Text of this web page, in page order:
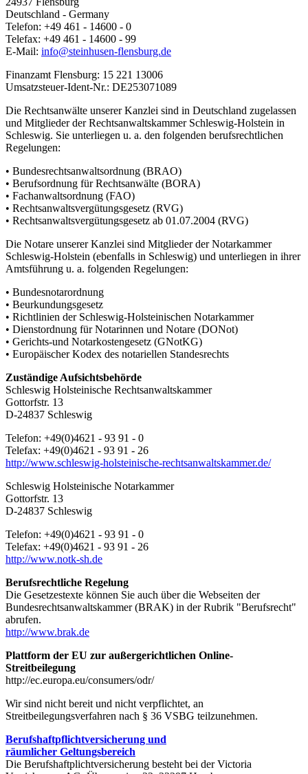
Deutschland - Germany
Telefon: +49 461 - 14600 - 0
Telefax: +49 461 - 14600 - 99
E-Mail: info@steinhusen-flensburg.de
Finanzamt Flensburg: 15 221 13006
Umsatzsteuer-Ident-Nr.: DE253071089
Die Rechtsanwälte unserer Kanzlei sind in Deutschland zugelassen
und Mitglieder der Rechtsanwaltskammer Schleswig-Holstein in
Schleswig. Sie unterliegen u. a. den folgenden berufsrechtlichen
Regelungen:
• Bundesrechtsanwaltsordnung (BRAO)
• Berufsordnung für Rechtsanwälte (BORA)
• Fachanwaltsordnung (FAO)
• Rechtsanwaltsvergütungsgesetz (RVG)
• Rechtsanwaltsvergütungsgesetz ab 01.07.2004 (RVG)
Die Notare unserer Kanzlei sind Mitglieder der Notarkammer
Schleswig-Holstein (ebenfalls in Schleswig) und unterliegen in ihrer
Amtsführung u. a. folgenden Regelungen:
• Bundesnotarordnung
• Beurkundungsgesetz
• Richtlinien der Schleswig-Holsteinischen Notarkammer
• Dienstordnung für Notarinnen und Notare (DONot)
• Gerichts-und Notarkostengesetz (GNotKG)
• Europäischer Kodex des notariellen Standesrechts
Zuständige Aufsichtsbehörde
Schleswig Holsteinische Rechtsanwaltskammer
Gottorfstr. 13
D-24837 Schleswig
Telefon: +49(0)4621 - 93 91 - 0
Telefax: +49(0)4621 - 93 91 - 26
http://www.schleswig-holsteinische-rechtsanwaltskammer.de/
Schleswig Holsteinische Notarkammer
Gottorfstr. 13
D-24837 Schleswig
Telefon: +49(0)4621 - 93 91 - 0
Telefax: +49(0)4621 - 93 91 - 26
http://www.notk-sh.de
Berufsrechtliche Regelung
Die Gesetzestexte können Sie auch über die Webseiten der
Bundesrechtsanwaltskammer (BRAK) in der Rubrik "Berufsrecht"
abrufen.
http://www.brak.de
Plattform der EU zur außergerichtlichen Online-
Streitbeilegung
http://ec.europa.eu/consumers/odr/
Wir sind nicht bereit und nicht verpflichtet, an
Streitbeilegungsverfahren nach § 36 VSBG teilzunehmen.
Berufshaftpflichtversicherung und
räumlicher Geltungsbereich
Die Berufshaftplichtversicherung besteht bei der Victoria